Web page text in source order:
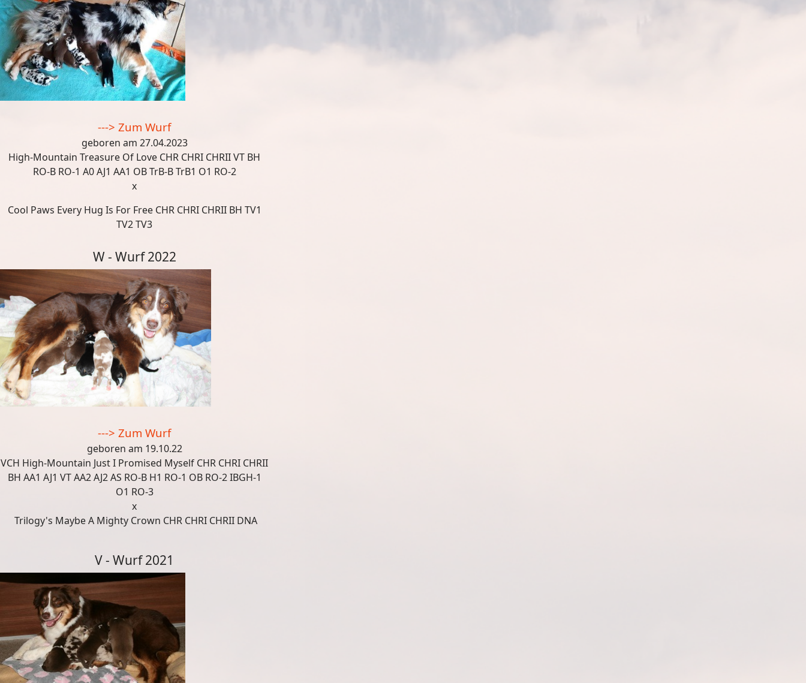
---> Zum Wurf
geboren am 27.04.2023
High-Mountain Treasure Of Love CHR CHRI CHRII VT BH
RO-B RO-1 A0 AJ1 AA1 OB TrB-B TrB1 O1 RO-2
x
Cool Paws Every Hug Is For Free CHR CHRI CHRII BH TV1
TV2 TV3
W - Wurf 2022
---> Zum Wurf
geboren am 19.10.22
VCH High-Mountain Just I Promised Myself CHR CHRI CHRII
BH AA1 AJ1 VT AA2 AJ2 AS RO-B H1 RO-1 OB RO-2 IBGH-1
O1 RO-3
x
Trilogy's Maybe A Mighty Crown CHR CHRI CHRII DNA
V - Wurf 2021